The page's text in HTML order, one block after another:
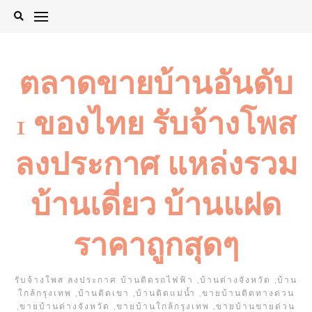
Skip
ตลาดขายบ้านอันดับ
1 ของไทย รับจ้างโพส
ลงประกาศ แหล่งรวม
บ้านเดี่ยว บ้านแฝด
ราคาถูกสุดๆ
รับจ้างโพส ลงประกาศ บ้านติดรถไฟฟ้า ,บ้านต่างจังหวัด ,บ้าน
ใกล้กรุงเทพ ,บ้านติดเขา ,บ้านติดแม่น้ำ ,ขายบ้านติดทางด่วน
,ขายบ้านต่างจังหวัด ,ขายบ้านใกล้กรุงเทพ ,ขายบ้านขายด่วน